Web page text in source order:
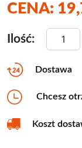
CENA:
Ilość: ilość
Dostawa
Chcesz
Koszt